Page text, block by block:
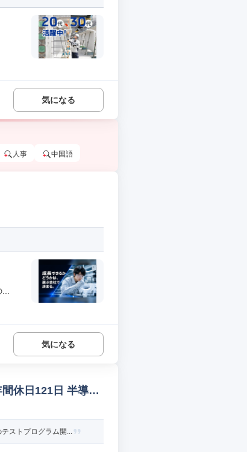
気になる
人事 中国語
気になる
休日121日 半導体
ストプログラム開...